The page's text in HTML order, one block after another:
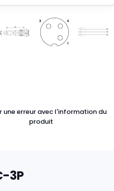
industrielle
une erreur avec l'information du
produit
3P